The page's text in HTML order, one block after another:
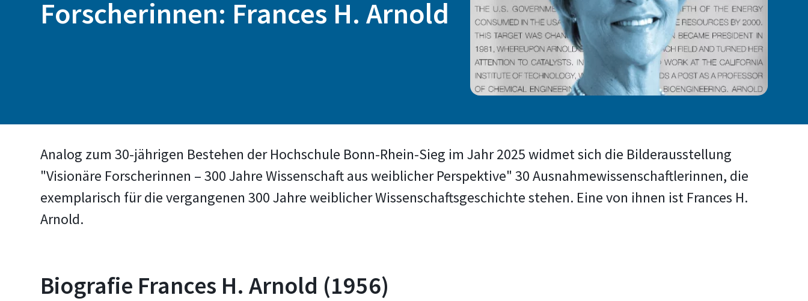
Forscherinnen: Frances H. Arnold
Analog zum 30-jährigen Bestehen der Hochschule Bonn-Rhein-Sieg im Jahr 2025 widmet sich die Bilderausstellung
"Visionäre Forscherinnen – 300 Jahre Wissenschaft aus weiblicher Perspektive" 30 Ausnahmewissenschaftlerinnen, die
exemplarisch für die vergangenen 300 Jahre weiblicher Wissenschaftsgeschichte stehen. Eine von ihnen ist Frances H.
Arnold.
Biografie Frances H. Arnold (1956)